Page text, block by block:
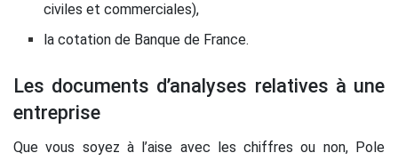
civiles et commerciales),
la cotation de Banque de France.
Les documents d’analyses relatives à une
entreprise
Que vous soyez à l’aise avec les chiffres ou non, Pole